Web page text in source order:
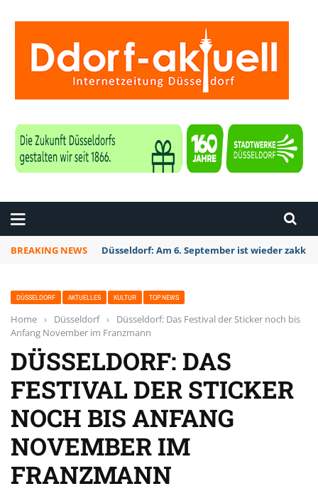
BREAKING NEWS Düsseldorf Kalkum: Bei
DÜSSELDORF AKTUELLES KULTUR TOP NEWS
Home › Düsseldorf ›
Düsseldorf: Das Festival der Sticker noch bis
Anfang November im Franzmann
DÜSSELDORF: DAS
FESTIVAL DER STICKER
NOCH BIS ANFANG
NOVEMBER IM
FRANZMANN